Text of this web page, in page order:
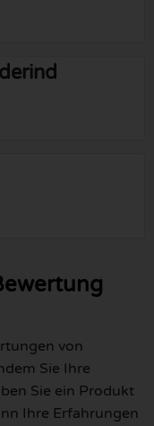
von
Sie Ihre
Sie ein Produkt
Ihre Erfahrungen